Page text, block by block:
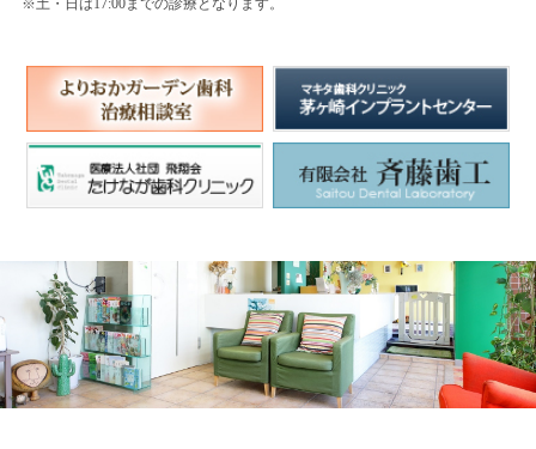
※土・日は17:00までの診療となります。